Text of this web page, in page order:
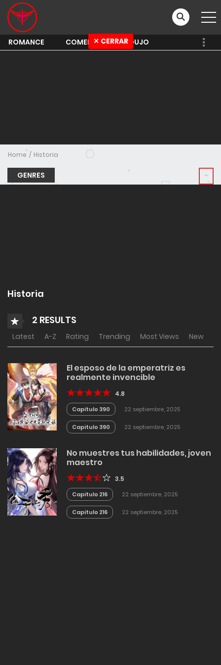
ROMANCE COMEDY SHOUJO
Home Historia
GENRES
Historia
2 RESULTS
Latest A-Z Rating Trending Most Views New
El esposo de la emperatriz es
realmente invencible
4.8
Capitulo 390 22 septiembre, 2025
Capitulo 390 22 septiembre, 2025
No muestres tus habilidades, joven
maestro
3.5
Capitulo 216 22 septiembre, 2025
Capitulo 216 22 septiembre, 2025
✕ CERRAR